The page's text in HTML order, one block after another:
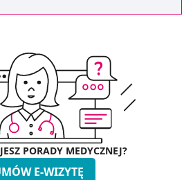
PORADY MEDYCZNEJ?
E-WIZYTĘ